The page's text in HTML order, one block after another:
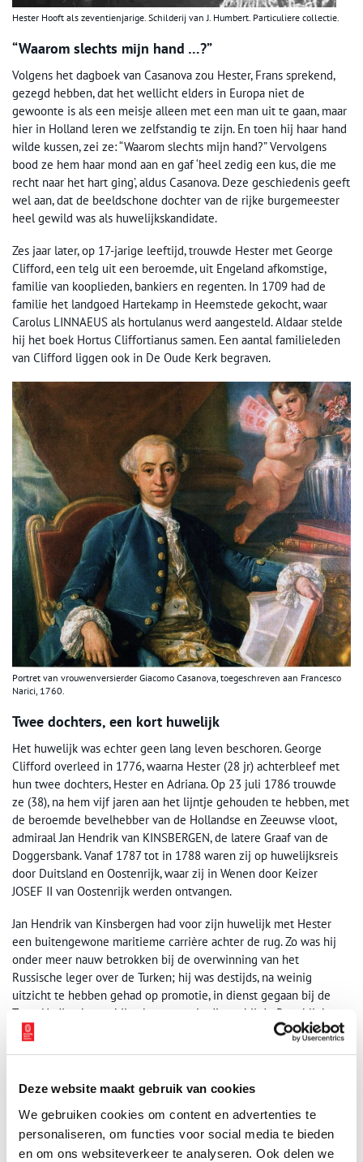
Deze website maakt gebruik van cookies
We gebruiken cookies om content en advertenties te
personaliseren, om functies voor social media te bieden
en om ons websiteverkeer te analyseren. Ook delen we
Hester Hooft als zeventienjarige. Schilderij van J. Humbert. Particuliere collectie.
“Waarom slechts mijn hand …?”
Volgens het dagboek van Casanova zou Hester, Frans sprekend,
gezegd hebben, dat het wellicht elders in Europa niet de
gewoonte is als een meisje alleen met een man uit te gaan, maar
hier in Holland leren we zelfstandig te zijn. En toen hij haar hand
wilde kussen, zei ze: “Waarom slechts mijn hand?” Vervolgens
bood ze hem haar mond aan en gaf ‘heel zedig een kus, die me
recht naar het hart ging’, aldus Casanova. Deze geschiedenis geeft
wel aan, dat de beeldschone dochter van de rijke burgemeester
heel gewild was als huwelijkskandidate.
Zes jaar later, op 17-jarige leeftijd, trouwde Hester met George
Clifford, een telg uit een beroemde, uit Engeland afkomstige,
familie van kooplieden, bankiers en regenten. In 1709 had de
familie het landgoed Hartekamp in Heemstede gekocht, waar
Carolus LINNAEUS als hortulanus werd aangesteld. Aldaar stelde
hij het boek Hortus Cliffortianus samen. Een aantal familieleden
van Clifford liggen ook in De Oude Kerk begraven.
Portret van vrouwenversierder Giacomo Casanova, toegeschreven aan Francesco
Narici, 1760.
Twee dochters, een kort huwelijk
Het huwelijk was echter geen lang leven beschoren. George
Clifford overleed in 1776, waarna Hester (28 jr) achterbleef met
hun twee dochters, Hester en Adriana. Op 23 juli 1786 trouwde
ze (38), na hem vijf jaren aan het lijntje gehouden te hebben, met
de beroemde bevelhebber van de Hollandse en Zeeuwse vloot,
admiraal Jan Hendrik van KINSBERGEN, de latere Graaf van de
Doggersbank. Vanaf 1787 tot in 1788 waren zij op huwelijksreis
door Duitsland en Oostenrijk, waar zij in Wenen door Keizer
JOSEF II van Oostenrijk werden ontvangen.
Jan Hendrik van Kinsbergen had voor zijn huwelijk met Hester
een buitengewone maritieme carrière achter de rug. Zo was hij
onder meer nauw betrokken bij de overwinning van het
Russische leger over de Turken; hij was destijds, na weinig
uitzicht te hebben gehad op promotie, in dienst gegaan bij de
Tsaar. Nadien kwam hij echter weer in dienst bij de Republiek.
Door zijn charmante en deskundig optreden wist hij een grote